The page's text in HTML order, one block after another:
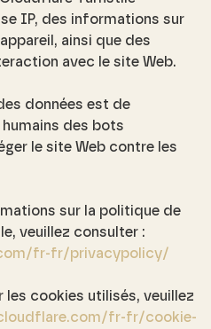
IP, des informations sur
ainsi que des
avec le site Web.
données est de
des bots
le site Web contre les
sur la politique de
veuillez consulter :
fr-fr/privacypolicy/
les cookies utilisés, veuillez
fr-fr/cookie-